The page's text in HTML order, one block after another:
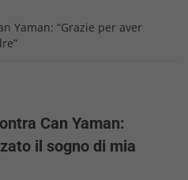
Yaman: “Grazie per aver
Can Yaman:
il sogno di mia